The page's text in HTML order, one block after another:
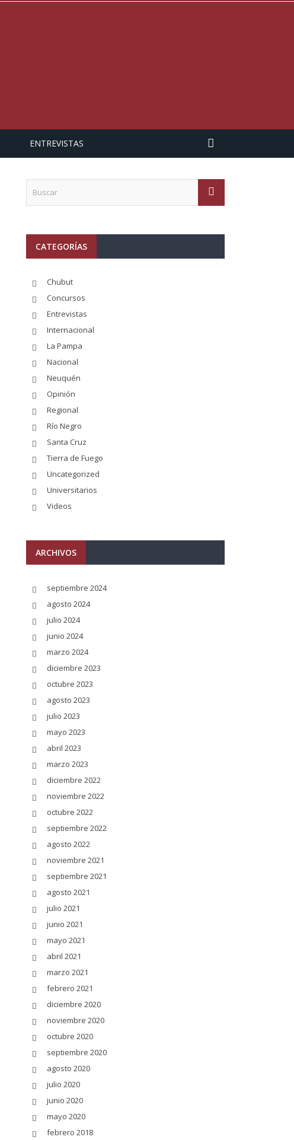
ENTREVISTAS
CATEGORÍAS
Chubut
Concursos
Entrevistas
Internacional
La Pampa
Nacional
Neuquén
Opinión
Regional
Río Negro
Santa Cruz
Tierra de Fuego
Uncategorized
Universitarios
Videos
ARCHIVOS
septiembre 2024
agosto 2024
julio 2024
junio 2024
marzo 2024
diciembre 2023
octubre 2023
agosto 2023
julio 2023
mayo 2023
abril 2023
marzo 2023
diciembre 2022
noviembre 2022
octubre 2022
septiembre 2022
agosto 2022
noviembre 2021
septiembre 2021
agosto 2021
julio 2021
junio 2021
mayo 2021
abril 2021
marzo 2021
febrero 2021
diciembre 2020
noviembre 2020
octubre 2020
septiembre 2020
agosto 2020
julio 2020
junio 2020
mayo 2020
febrero 2018